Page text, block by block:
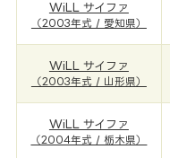
WiLL サイファ
（2003年式 / 愛知県）
WiLL サイファ
（2003年式 / 山形県）
WiLL サイファ
（2004年式 / 栃木県）